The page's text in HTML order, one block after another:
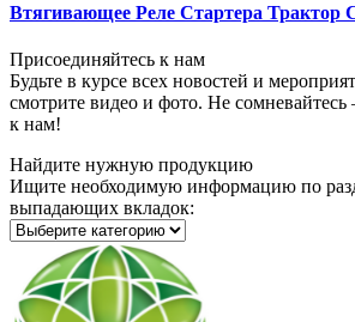
Втягивающее Реле Стартера Трактор
Присоединяйтесь к нам
Будьте в курсе всех новостей и
смотрите видео и фото. Не
к нам!
Найдите нужную продукцию
Ищите необходимую информацию по
выпадающих вкладок: